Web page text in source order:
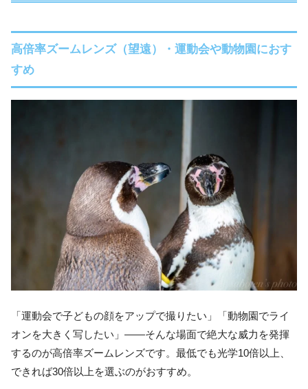
高倍率ズームレンズ（望遠）・運動会や動物園におす
すめ
「運動会で子どもの顔をアップで撮りたい」「動物園でライ
オンを大きく写したい」——そんな場面で絶大な威力を発揮
するのが高倍率ズームレンズです。最低でも光学10倍以上、
できれば30倍以上を選ぶのがおすすめ。